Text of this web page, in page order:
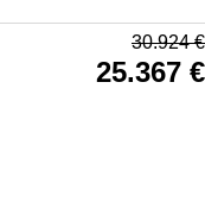
30.924€
25.367 €